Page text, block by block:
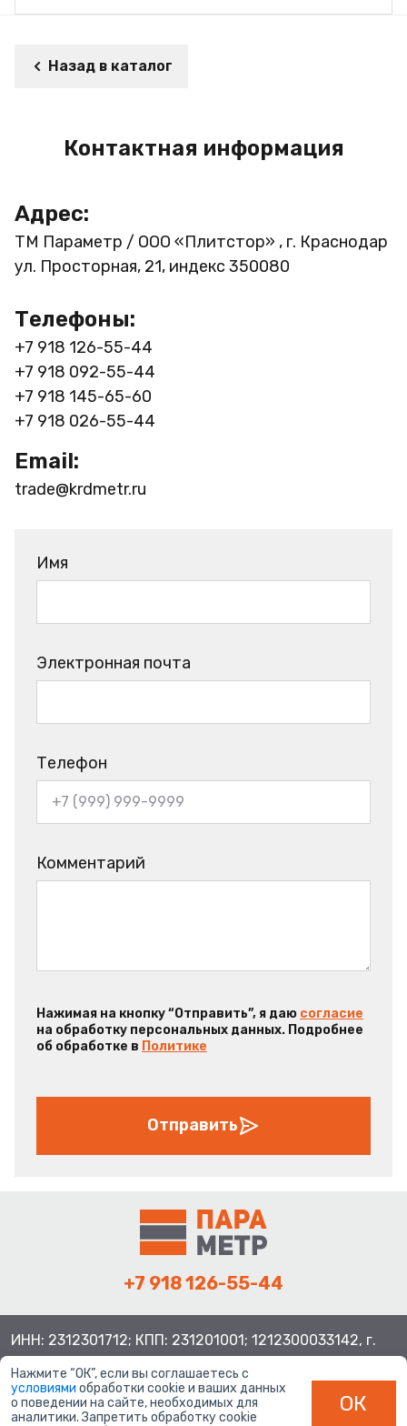
Назад в каталог
Контактная информация
Адрес:
ТМ Параметр / ООО «Плитстор» , г. Краснодар
ул. Просторная, 21, индекс 350080
Телефоны:
+7 918 126-55-44
+7 918 092-55-44
+7 918 145-65-60
+7 918 026-55-44
Email:
trade@krdmetr.ru
Имя
Электронная почта
Телефон
Комментарий
Нажимая на кнопку “Отправить”, я даю согласие
на обработку персональных данных. Подробнее
об обработке в Политике
Отправить
+7 918 126-55-44
ИНН: 2312301712; КПП: 231201001; 1212300033142, г.
Краснодар ул. Просторная, 21, индекс 350080
Нажмите “ОК”, если вы соглашаетесь с
условиями обработки cookie и ваших данных
о поведении на сайте, необходимых для
аналитики. Запретить обработку cookie
ОК